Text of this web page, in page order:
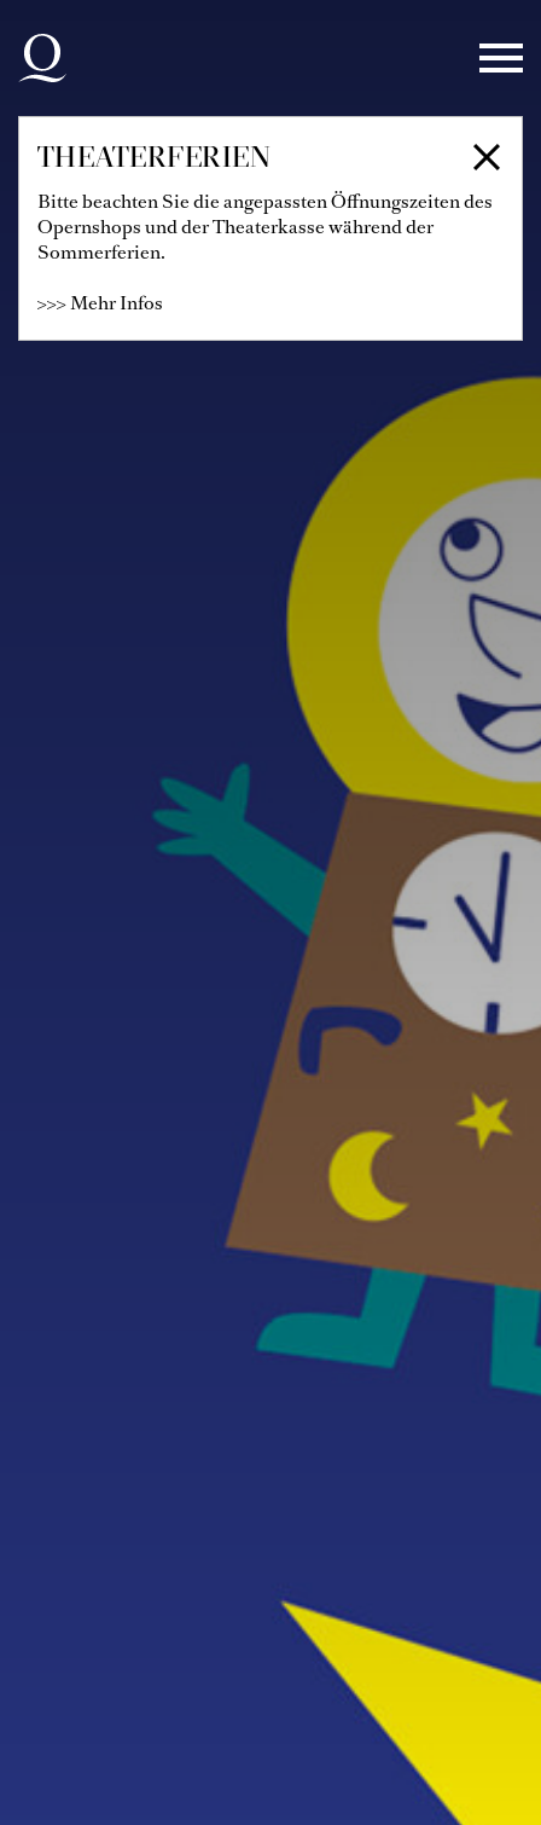
Zur Hauptnavigation springen
Zum Hauptinhalt springen
Zum Footer springen
THEATERFERIEN
Bitte beachten Sie die angepassten Öffnungszeiten des
Opernshops und der Theaterkasse während der
Sommerferien.
>>> Mehr Infos